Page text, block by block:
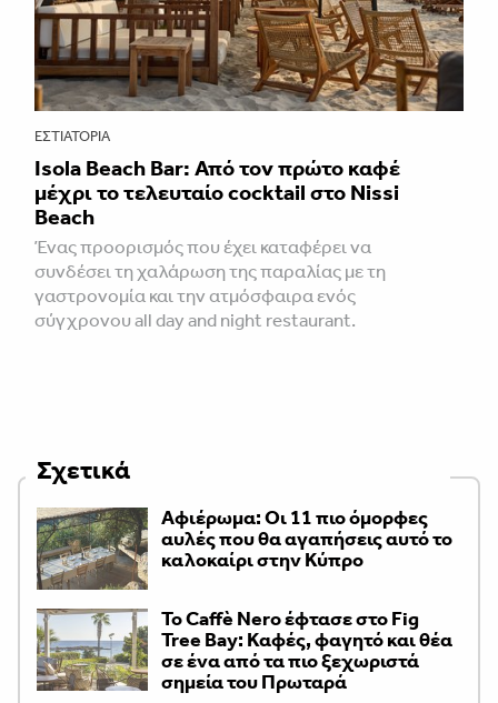
ΕΣΤΙΑΤΌΡΙΑ
Isola Beach Bar: Από τον πρώτο καφέ
μέχρι το τελευταίο cocktail στο Nissi
Beach
Ένας προορισμός που έχει καταφέρει να
συνδέσει τη χαλάρωση της παραλίας με τη
γαστρονομία και την ατμόσφαιρα ενός
σύγχρονου all day and night restaurant.
Σχετικά
Αφιέρωμα: Οι 11 πιο όμορφες
αυλές που θα αγαπήσεις αυτό το
καλοκαίρι στην Κύπρο
Το Caffè Nero έφτασε στο Fig
Tree Bay: Καφές, φαγητό και θέα
σε ένα από τα πιο ξεχωριστά
σημεία του Πρωταρά